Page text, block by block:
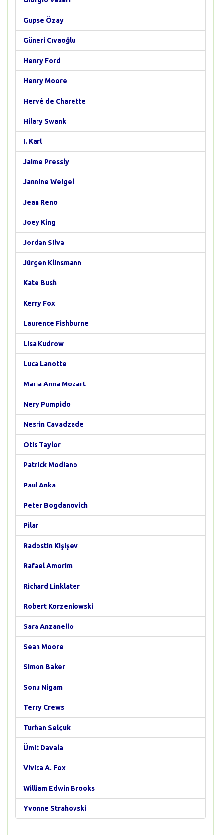
Gupse Özay
Güneri Cıvaoğlu
Henry Ford
Henry Moore
Hervé de Charette
Hilary Swank
I. Karl
Jaime Pressly
Jannine Weigel
Jean Reno
Joey King
Jordan Silva
Jürgen Klinsmann
Kate Bush
Kerry Fox
Laurence Fishburne
Lisa Kudrow
Luca Lanotte
Maria Anna Mozart
Nery Pumpido
Nesrin Cavadzade
Otis Taylor
Patrick Modiano
Paul Anka
Peter Bogdanovich
Pilar
Radostin Kişişev
Rafael Amorim
Richard Linklater
Robert Korzeniowski
Sara Anzanello
Sean Moore
Simon Baker
Sonu Nigam
Terry Crews
Turhan Selçuk
Ümit Davala
Vivica A. Fox
William Edwin Brooks
Yvonne Strahovski